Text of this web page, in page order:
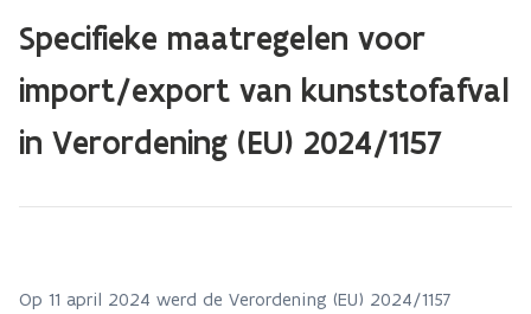
Specifieke maatregelen voor
import/export van kunststofafval
in Verordening (EU) 2024/1157
Op 11 april 2024 werd de Verordening (EU) 2024/1157